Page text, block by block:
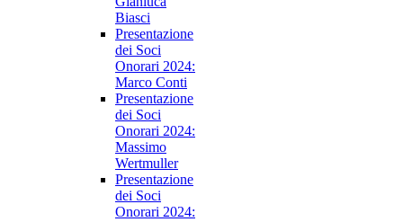
Biasci
Presentazione
dei Soci
Onorari 2024:
Marco Conti
Presentazione
dei Soci
Onorari 2024:
Massimo
Wertmuller
Presentazione
dei Soci
Onorari 2024: